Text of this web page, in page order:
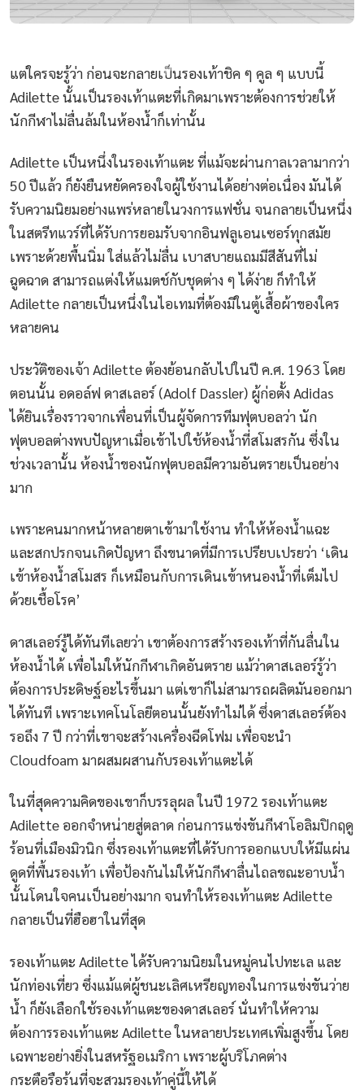
แต่ใครจะรู้ว่า ก่อนจะกลายเป็นรองเท้าชิค ๆ คูล ๆ แบบนี้
Adilette นั้นเป็นรองเท้าแตะที่เกิดมาเพราะต้องการช่วยให้
นักกีฬาไม่ลื่นล้มในห้องน้ำก็เท่านั้น
Adilette เป็นหนึ่งในรองเท้าแตะ ที่แม้จะผ่านกาลเวลามากว่า
50 ปีแล้ว ก็ยังยืนหยัดครองใจผู้ใช้งานได้อย่างต่อเนื่อง มันได้
รับความนิยมอย่างแพร่หลายในวงการแฟชั่น จนกลายเป็นหนึ่ง
ในสตรีทแวร์ที่ได้รับการยอมรับจากอินฟลูเอนเซอร์ทุกสมัย
เพราะด้วยพื้นนิ่ม ใส่แล้วไม่ลื่น เบาสบายแถมมีสีสันที่ไม่
ฉูดฉาด สามารถแต่งให้แมตช์กับชุดต่าง ๆ ได้ง่าย ก็ทำให้
Adilette กลายเป็นหนึ่งในไอเทมที่ต้องมีในตู้เสื้อผ้าของใคร
หลายคน
ประวัติของเจ้า Adilette ต้องย้อนกลับไปในปี ค.ศ. 1963 โดย
ตอนนั้น อดอล์ฟ ดาสเลอร์ (Adolf Dassler) ผู้ก่อตั้ง Adidas
ได้ยินเรื่องราวจากเพื่อนที่เป็นผู้จัดการทีมฟุตบอลว่า นัก
ฟุตบอลต่างพบปัญหาเมื่อเข้าไปใช้ห้องน้ำที่สโมสรกัน ซึ่งใน
ช่วงเวลานั้น ห้องน้ำของนักฟุตบอลมีความอันตรายเป็นอย่าง
มาก
เพราะคนมากหน้าหลายตาเข้ามาใช้งาน ทำให้ห้องน้ำแฉะ
และสกปรกจนเกิดปัญหา ถึงขนาดที่มีการเปรียบเปรยว่า ‘เดิน
เข้าห้องน้ำสโมสร ก็เหมือนกับการเดินเข้าหนองน้ำที่เต็มไป
ด้วยเชื้อโรค’
ดาสเลอร์รู้ได้ทันทีเลยว่า เขาต้องการสร้างรองเท้าที่กันลื่นใน
ห้องน้ำได้ เพื่อไม่ให้นักกีฬาเกิดอันตราย แม้ว่าดาสเลอร์รู้ว่า
ต้องการประดิษฐ์อะไรขึ้นมา แต่เขาก็ไม่สามารถผลิตมันออกมา
ได้ทันที เพราะเทคโนโลยีตอนนั้นยังทำไม่ได้ ซึ่งดาสเลอร์ต้อง
รอถึง 7 ปี กว่าที่เขาจะสร้างเครื่องฉีดโฟม เพื่อจะนำ
Cloudfoam มาผสมผสานกับรองเท้าแตะได้
ในที่สุดความคิดของเขาก็บรรลุผล ในปี 1972 รองเท้าแตะ
Adilette ออกจำหน่ายสู่ตลาด ก่อนการแข่งขันกีฬาโอลิมปิกฤดู
ร้อนที่เมืองมิวนิก ซึ่งรองเท้าแตะที่ได้รับการออกแบบให้มีแผ่น
ดูดที่พื้นรองเท้า เพื่อป้องกันไม่ให้นักกีฬาลื่นไถลขณะอาบน้ำ
นั้นโดนใจคนเป็นอย่างมาก จนทำให้รองเท้าแตะ Adilette
กลายเป็นที่ฮือฮาในที่สุด
รองเท้าแตะ Adilette ได้รับความนิยมในหมู่คนไปทะเล และ
นักท่องเที่ยว ซึ่งแม้แต่ผู้ชนะเลิศเหรียญทองในการแข่งขันว่าย
น้ำ ก็ยังเลือกใช้รองเท้าแตะของดาสเลอร์ นั่นทำให้ความ
ต้องการรองเท้าแตะ Adilette ในหลายประเทศเพิ่มสูงขึ้น โดย
เฉพาะอย่างยิ่งในสหรัฐอเมริกา เพราะผู้บริโภคต่าง
กระตือรือร้นที่จะสวมรองเท้าคู่นี้ให้ได้